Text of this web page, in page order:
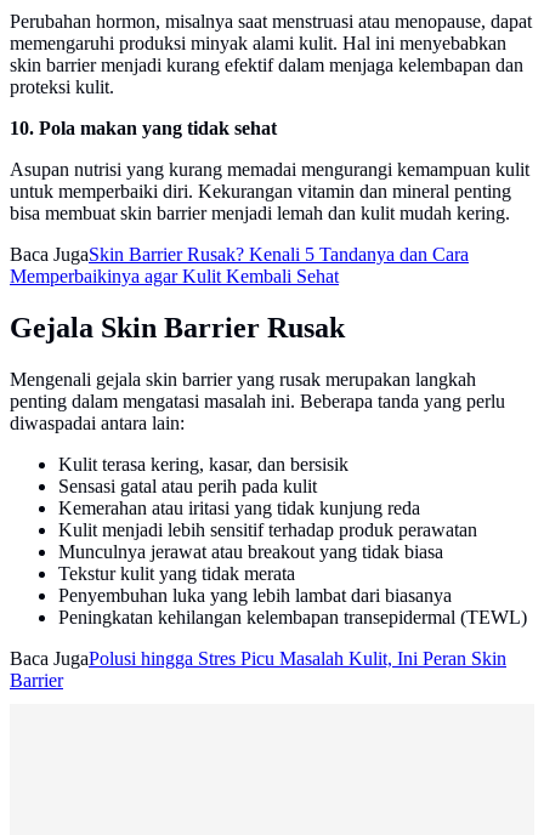
Perubahan hormon, misalnya saat menstruasi atau menopause, dapat
memengaruhi produksi minyak alami kulit. Hal ini menyebabkan
skin barrier menjadi kurang efektif dalam menjaga kelembapan dan
proteksi kulit.
10. Pola makan yang tidak sehat
Asupan nutrisi yang kurang memadai mengurangi kemampuan kulit
untuk memperbaiki diri. Kekurangan vitamin dan mineral penting
bisa membuat skin barrier menjadi lemah dan kulit mudah kering.
Baca JugaSkin Barrier Rusak? Kenali 5 Tandanya dan Cara
Memperbaikinya agar Kulit Kembali Sehat
Gejala Skin Barrier Rusak
Mengenali gejala skin barrier yang rusak merupakan langkah
penting dalam mengatasi masalah ini. Beberapa tanda yang perlu
diwaspadai antara lain:
Kulit terasa kering, kasar, dan bersisik
Sensasi gatal atau perih pada kulit
Kemerahan atau iritasi yang tidak kunjung reda
Kulit menjadi lebih sensitif terhadap produk perawatan
Munculnya jerawat atau breakout yang tidak biasa
Tekstur kulit yang tidak merata
Penyembuhan luka yang lebih lambat dari biasanya
Peningkatan kehilangan kelembapan transepidermal (TEWL)
Baca JugaPolusi hingga Stres Picu Masalah Kulit, Ini Peran Skin
Barrier